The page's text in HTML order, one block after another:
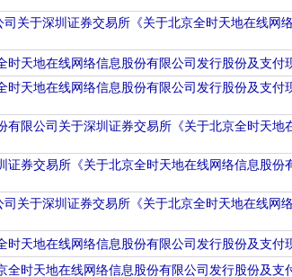
关于深圳证券交易所《关于北京全时天地在线
时天地在线网络信息股份有限公司发行股份及支
时天地在线网络信息股份有限公司发行股份及支
有限公司关于深圳证券交易所《关于北京全时天
证券交易所《关于北京全时天地在线网络信息股
关于深圳证券交易所《关于北京全时天地在线
时天地在线网络信息股份有限公司发行股份及支
全时天地在线网络信息股份有限公司发行股份及